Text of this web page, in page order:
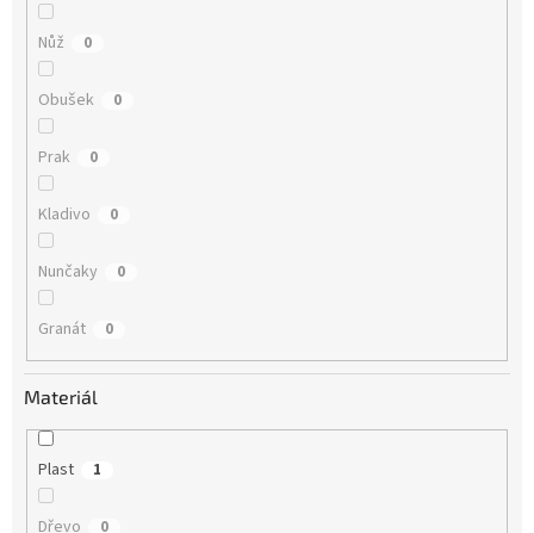
Nůž 0
Obušek 0
Prak 0
Kladivo 0
Nunčaky 0
Granát 0
Materiál
Plast 1
Dřevo 0